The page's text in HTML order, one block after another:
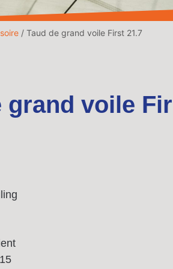
/ Taud de grand voile First 21.7
grand voile